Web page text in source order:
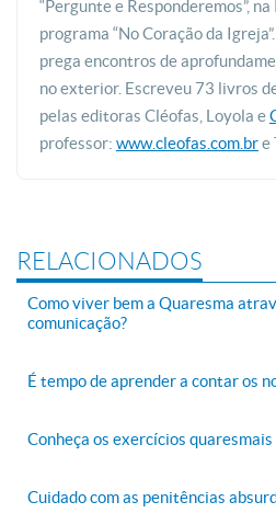
“Pergunte e Responderemos”,
programa “No Coração da
prega encontros de
no exterior. Escreveu 73 livros
pelas editoras Cléofas, Loyola e
professor: www.cleofas.com.bre
RELACIONADOS
Como viver bem a Quaresma
comunicação?
É tempo de aprender a contar os
Conheça os exercícios
Cuidado com as penitências